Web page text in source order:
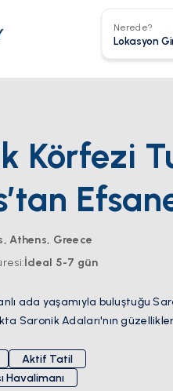
Nerede?
Körfezi
Athens, Greece
:İdeal 5-7 gün
ada yaşamıyla buluştuğu
Saronik Adaları'nın
Aktif Tatil
Havalimanı